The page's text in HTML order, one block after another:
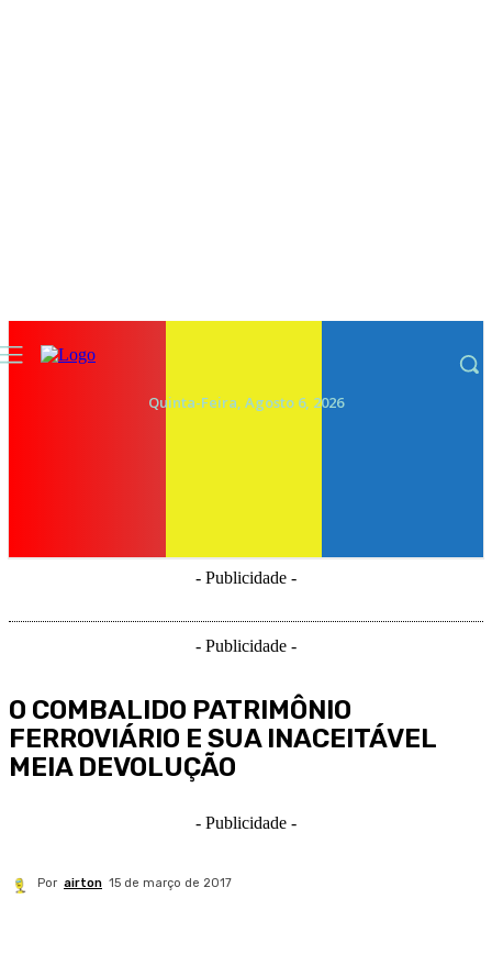
Quinta-Feira, Agosto 6, 2026
- Publicidade -
- Publicidade -
O COMBALIDO PATRIMÔNIO
FERROVIÁRIO E SUA INACEITÁVEL
MEIA DEVOLUÇÃO
- Publicidade -
Por airton 15 de março de 2017